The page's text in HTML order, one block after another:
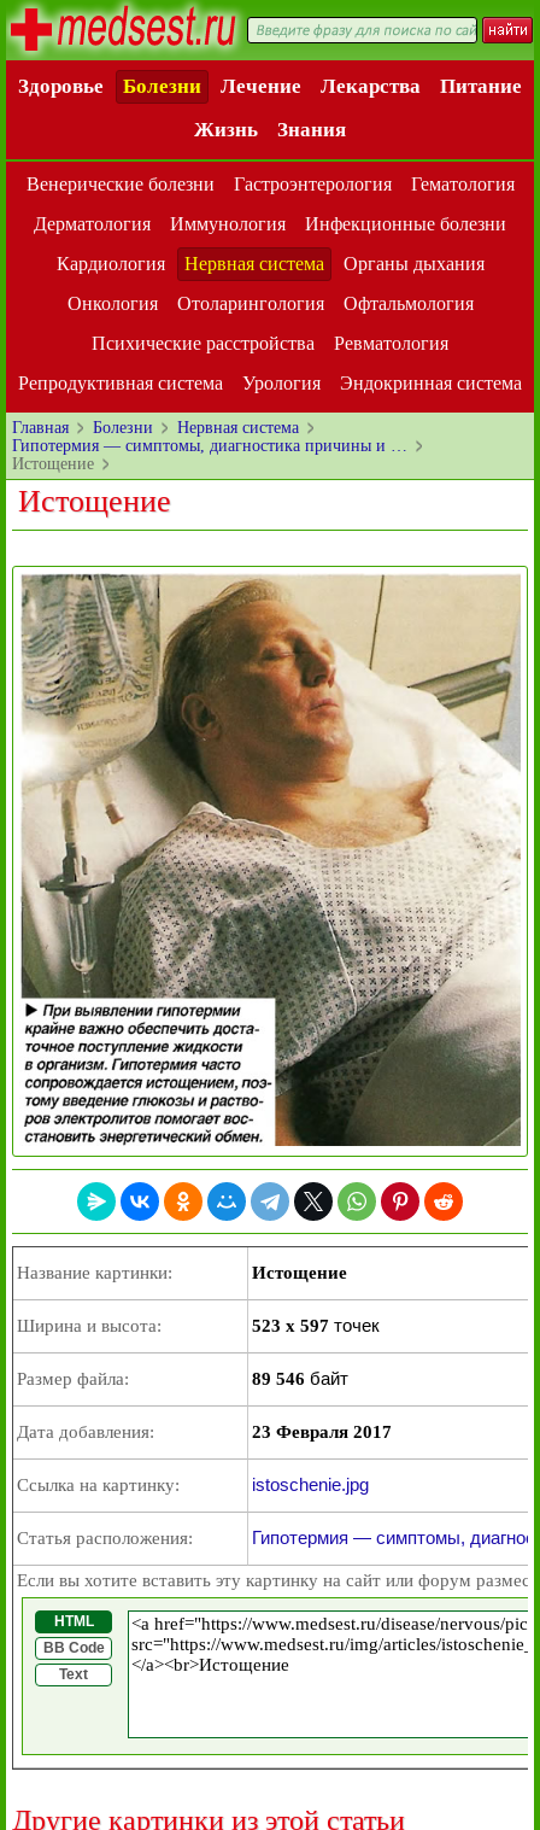
Здоровье Болезни Лечение Лекарства
Питание
Жизнь
Знания
Венерические болезни Гастроэнтерология
Гематология
Дерматология
Иммунология
Инфекционные болезни
Кардиология
Нервная система
Органы дыхания
Онкология
Отоларингология
Офтальмология
Психические расстройства
Ревматология
Репродуктивная система
Урология Эндокринная система
Главная Болезни
Нервная система
Гипотермия — симптомы, диагностика причины и …
Истощение
Истощение
Название картинки: Истощение
Ширина и высота: 523 x 597 точек
Размер файла: 89 546 байт
Дата добавления: 23 Февраля 2017
Ссылка на картинку: istoschenie.jpg
Статья расположения: Гипотермия — симптомы,
Если вы хотите вставить эту картинку на сайт или форум
HTML
BB Code
Text
Другие картинки из этой статьи